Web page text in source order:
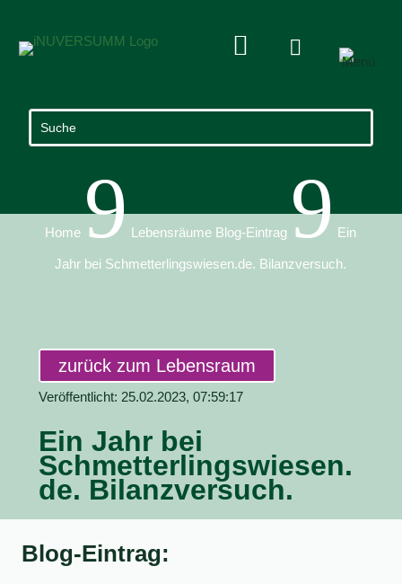
 
Home 9 Lebensräume Blog-Eintrag 9 Ein
Jahr bei Schmetterlingswiesen.de. Bilanzversuch.
zurück zum Lebensraum
Veröffentlicht: 25.02.2023, 07:59:17
Ein Jahr bei
Schmetterlingswiesen.
de. Bilanzversuch.
Blog-Eintrag: